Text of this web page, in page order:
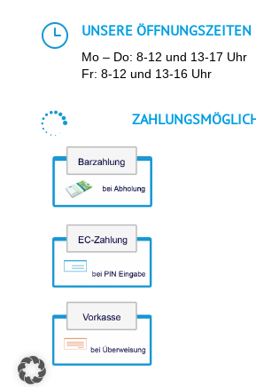
} UNSERE ÖFFNUNGSZEITEN
Mo – Do: 8-12 und 13-17 Uhr
Fr: 8-12 und 13-16 Uhr
